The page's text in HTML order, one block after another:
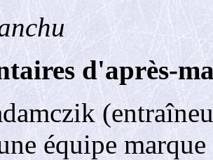
d'après-
équipe